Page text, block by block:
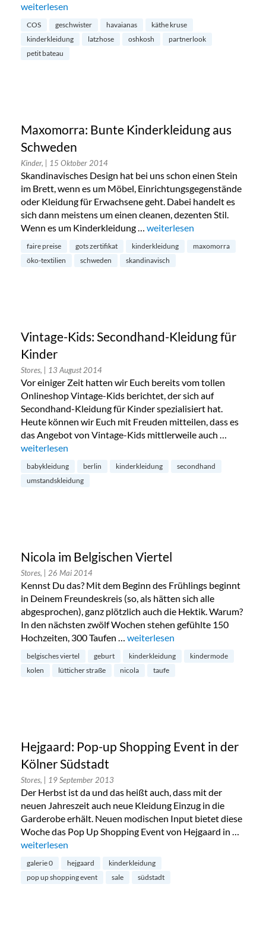
„Partnerlook für Geschwisterkinder – die süßesten Teile“
weiterlesen
COS geschwister havaianas
käthe kruse
kinderkleidung
latzhose oshkosh
partnerlook
petit bateau
Maxomorra: Bunte Kinderkleidung aus
Schweden
Kinder, | 15 Oktober 2014
Skandinavisches Design hat bei uns schon einen Stein
im Brett, wenn es um Möbel, Einrichtungsgegenstände
oder Kleidung für Erwachsene geht. Dabei handelt es
sich dann meistens um einen cleanen, dezenten Stil.
Wenn es um Kinderkleidung … „Maxomorra: Bunte
weiterlesen
faire preise gots zertifikat kinderkleidung
maxomorra
öko-textilien
schweden skandinavisch
Vintage-Kids: Secondhand-Kleidung für
Kinder
Stores, | 13 August 2014
Vor einiger Zeit hatten wir Euch bereits vom tollen
Onlineshop Vintage-Kids berichtet, der sich auf
Secondhand-Kleidung für Kinder spezialisiert hat.
Heute können wir Euch mit Freuden mitteilen, dass es
das Angebot von Vintage-Kids mittlerweile auch …
„Vintage-Kids: Secondhand-Kleidung für Kinder“
weiterlesen
babykleidung berlin kinderkleidung
secondhand
umstandskleidung
Nicola im Belgischen Viertel
Stores, | 26 Mai 2014
Kennst Du das? Mit dem Beginn des Frühlings beginnt
in Deinem Freundeskreis (so, als hätten sich alle
abgesprochen), ganz plötzlich auch die Hektik. Warum?
In den nächsten zwölf Wochen stehen gefühlte 150
Hochzeiten, 300 Taufen … „Nicola im Belgischen Viertel“
weiterlesen
belgisches viertel geburt kinderkleidung
kindermode
kolen
lütticher straße nicola taufe
Hejgaard: Pop-up Shopping Event in der
Kölner Südstadt
Stores, | 19 September 2013
Der Herbst ist da und das heißt auch, dass mit der
neuen Jahreszeit auch neue Kleidung Einzug in die
Garderobe erhält. Neuen modischen Input bietet diese
Woche das Pop Up Shopping Event von Hejgaard in …
„Hejgaard: Pop-up Shopping Event in der Kölner Südstadt“
weiterlesen
galerie 0 hejgaard
kinderkleidung
pop up shopping event
sale südstadt